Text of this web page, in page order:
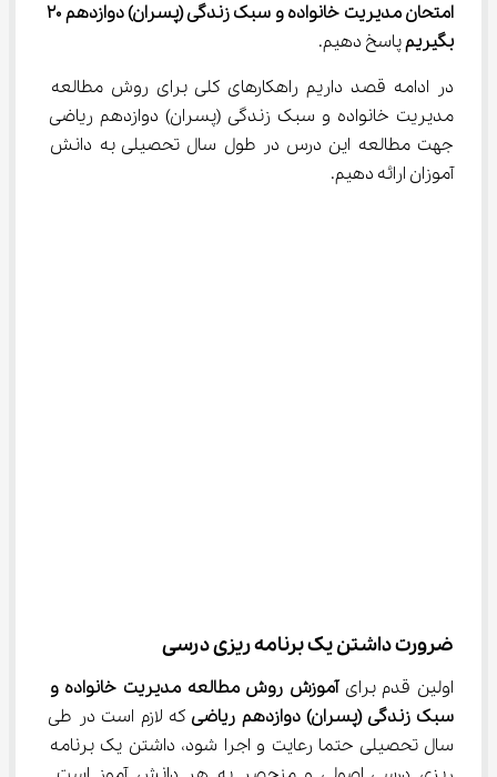
امتحان
مدیریت خانواده و سبک زندگی (پسران) دوازدهم 20
بگیریم پاسخ دهیم.
در ادامه قصد داریم راهکارهای کلی برای روش مطالعه
مدیریت خانواده و سبک زندگی (پسران) دوازدهم ریاضی
جهت مطالعه این درس در طول سال تحصیلی به دانش
آموزان ارائه دهیم.
ضرورت داشتن یک برنامه ریزی درسی
اولین قدم برای آموزش روش مطالعه مدیریت خانواده و
سبک زندگی (پسران) دوازدهم ریاضی که لازم است در طی
سال تحصیلی حتما رعایت و اجرا شود، داشتن یک برنامه